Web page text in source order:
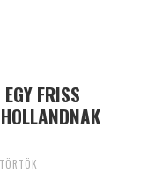
FRISS